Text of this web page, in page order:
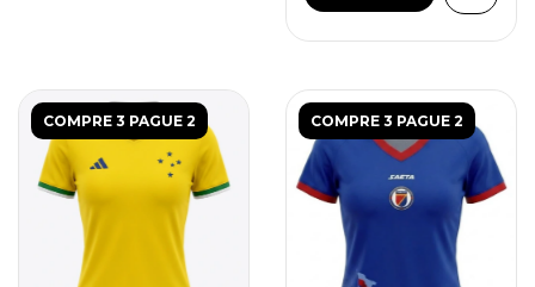
COMPRE 3 PAGUE 2 COMPRE 3 PAGUE 2